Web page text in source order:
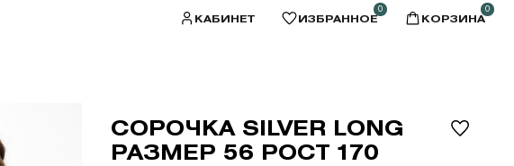
КАБИНЕТ ИЗБРАННОЕ
0
КОРЗИНА
0
СОРОЧКА SILVER LONG
РАЗМЕР 56 РОСТ 170